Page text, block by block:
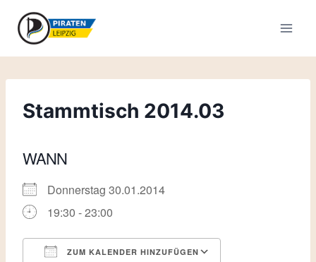
Inhalt
springen
Stammtisch 2014.03
WANN
Donnerstag 30.01.2014
19:30 - 23:00
ZUM KALENDER HINZUFÜGEN